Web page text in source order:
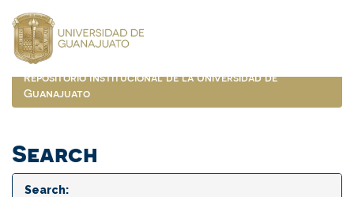
navigation
Repositorio Institucional de la Universidad de
Guanajuato
Search
Search: